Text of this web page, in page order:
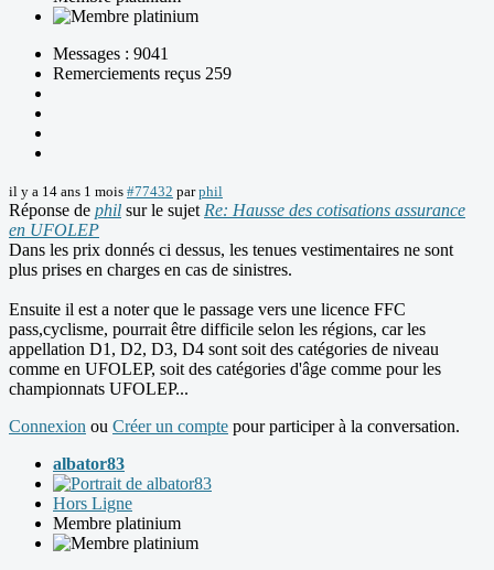
Messages : 9041
Remerciements reçus 259
il y a 14 ans 1 mois #77432 parphil
Réponse de phil sur le sujet Re: Hausse des cotisations assurance
en UFOLEP
Dans les prix donnés ci dessus, les tenues vestimentaires ne sont
plus prises en charges en cas de sinistres.
Ensuite il est a noter que le passage vers une licence FFC
pass,cyclisme, pourrait être difficile selon les régions, car les
appellation D1, D2, D3, D4 sont soit des catégories de niveau
comme en UFOLEP, soit des catégories d'âge comme pour les
championnats UFOLEP...
Connexion ou Créer un compte pour participer à la conversation.
albator83
Hors Ligne
Membre platinium